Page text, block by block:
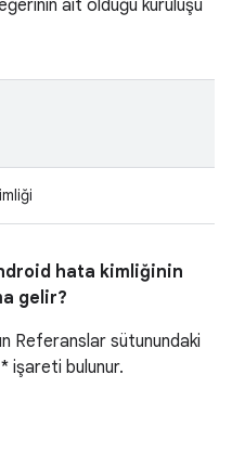
ait olduğu kuruluşu
hata kimliğinin
gelir?
Referanslar sütunundaki
işareti bulunur.